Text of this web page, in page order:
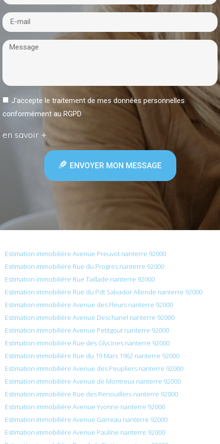
J'accepte le traitement de mes données personnelles
conformément au RGPD
en savoir +
ENVOYER MON MESSAGE
Estimation immobilière Avenue Preuvot nanterre 92000
Estimation immobilière Rue du Progres nanterre 92000
Estimation immobilière Rue Taillade nanterre 92000
Estimation immobilière Rue du Pdt Salvador Allende nanterre 92000
Estimation immobilière Avenue des Fleurs nanterre 92000
Estimation immobilière Avenue Deschanel nanterre 92000
Estimation immobilière Avenue Petitgout nanterre 92000
Estimation immobilière Rue des Glycines nanterre 92000
Estimation immobilière Rue du 19 Mars 1962 nanterre 92000
Estimation immobilière Avenue des Peupliers nanterre 92000
Estimation immobilière Avenue de Montreux nanterre 92000
Estimation immobilière Rue des Renouillers nanterre 92000
Estimation immobilière Avenue Yvonne nanterre 92000
Estimation immobilière Avenue Garreau nanterre 92000
Estimation immobilière Avenue Pauline nanterre 92000